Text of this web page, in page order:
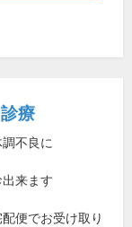
療
不良に
来ます
便でお受け取り